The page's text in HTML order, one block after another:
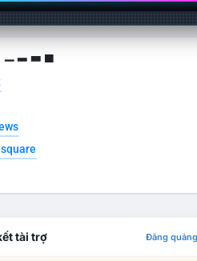
▁ ▂ ▃ ▄
tài trợ Đăng